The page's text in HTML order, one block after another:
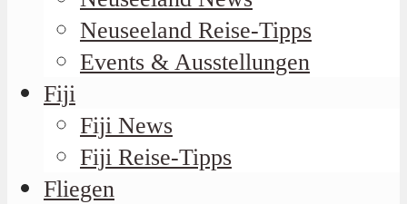
Neuseeland Reise-Tipps
Events & Ausstellungen
Fiji
Fiji News
Fiji Reise-Tipps
Fliegen